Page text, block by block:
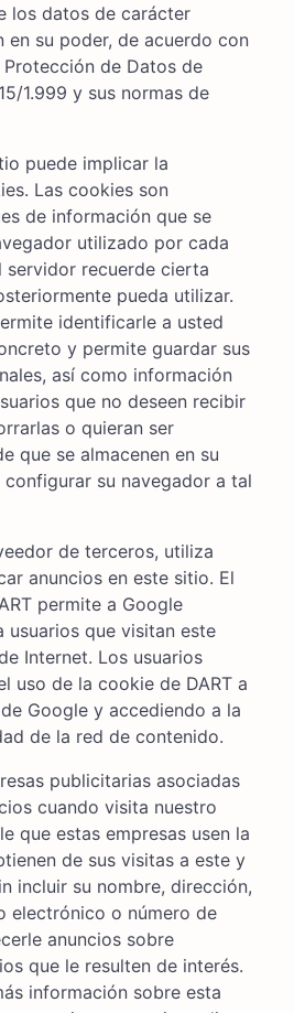
los datos de carácter
en su poder, de acuerdo con
de Datos de
1.999 y sus normas de
puede implicar la
Las cookies son
de información que se
utilizado por cada
servidor recuerde cierta
pueda utilizar.
identificarle a usted
y permite guardar sus
así como información
que no deseen recibir
o quieran ser
que se almacenen en su
su navegador a tal
de terceros, utiliza
anuncios en este sitio. El
permite a Google
usuarios que visitan este
Internet. Los usuarios
uso de la cookie de DART a
Google y accediendo a la
de la red de contenido.
publicitarias asociadas
cuando visita nuestro
que estas empresas usen la
de sus visitas a este y
incluir su nombre, dirección,
electrónico o número de
anuncios sobre
que le resulten de interés.
información sobre esta